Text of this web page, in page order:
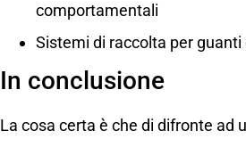
comportamentali
Sistemi di raccolta per
In conclusione
La cosa certa è che di difronte ad